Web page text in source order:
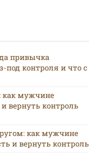
привычка
под контроля и что с
как мужчине
вернуть контроль
как мужчине
и вернуть контроль